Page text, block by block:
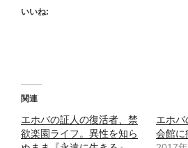
いいね:
関連
エホバの証人の復活者、禁
欲楽園ライフ。異性を知ら
エホバ
会館に